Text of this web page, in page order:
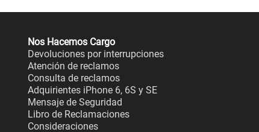
Nos Hacemos Cargo
Devoluciones por interrupciones
Atención de reclamos
Consulta de reclamos
Adquirientes iPhone 6, 6S y SE
Mensaje de Seguridad
Libro de Reclamaciones
Consideraciones